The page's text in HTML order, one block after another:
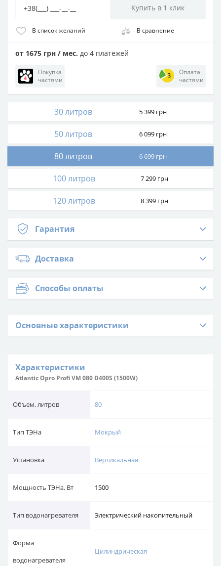
Основные характеристики
В список желаний В сравнение
от 1675 грн / мес. до 4 платежей
Покупка
частями
Оплата
частями
30 литров 5 399грн
50 литров 6 099грн
80 литров 6 699 грн
100 литров 7 299грн
120 литров 8 399грн
Гарантия
Доставка
Способы оплаты
Характеристики
Atlantic Opro Profi VM 080 D400S (1500W)
Объем, литров 80
Тип ТЭНа Мокрый
Установка Вертикальная
Мощность ТЭНа, Вт 1500
Тип водонагревателя Электрический накопительный
Форма
водонагревателя
Цилиндрическая